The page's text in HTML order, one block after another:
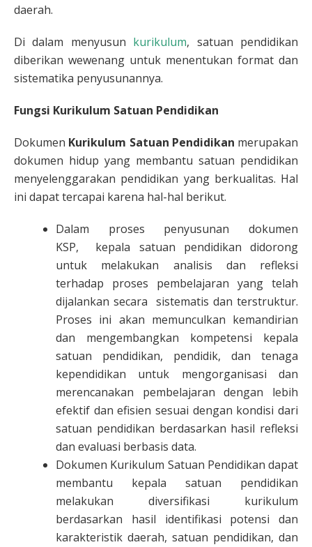
daerah.
Di dalam menyusun kurikulum, satuan pendidikan
diberikan wewenang untuk menentukan format dan
sistematika penyusunannya.
Fungsi Kurikulum Satuan Pendidikan
Dokumen Kurikulum Satuan Pendidikan merupakan
dokumen hidup yang membantu satuan pendidikan
menyelenggarakan pendidikan yang berkualitas. Hal
ini dapat tercapai karena hal-hal berikut.
Dalam proses penyusunan dokumen
KSP, kepala satuan pendidikan didorong
untuk melakukan analisis dan refleksi
terhadap proses pembelajaran yang telah
dijalankan secara sistematis dan terstruktur.
Proses ini akan memunculkan kemandirian
dan mengembangkan kompetensi kepala
satuan pendidikan, pendidik, dan tenaga
kependidikan untuk mengorganisasi dan
merencanakan pembelajaran dengan lebih
efektif dan efisien sesuai dengan kondisi dari
satuan pendidikan berdasarkan hasil refleksi
dan evaluasi berbasis data.
Dokumen Kurikulum Satuan Pendidikan dapat
membantu kepala satuan pendidikan
melakukan diversifikasi kurikulum
berdasarkan hasil identifikasi potensi dan
karakteristik daerah, satuan pendidikan, dan